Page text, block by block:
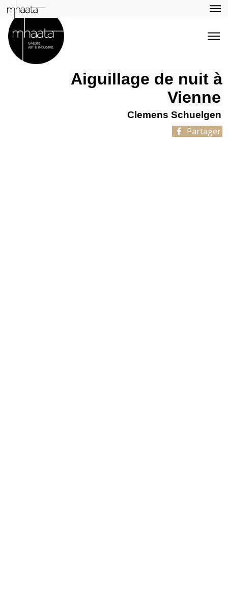
Aiguillage de nuit à
Vienne
Clemens Schuelgen
Partager